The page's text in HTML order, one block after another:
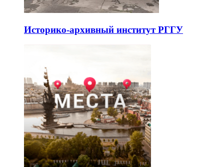
Историко-архивный институт РГГУ